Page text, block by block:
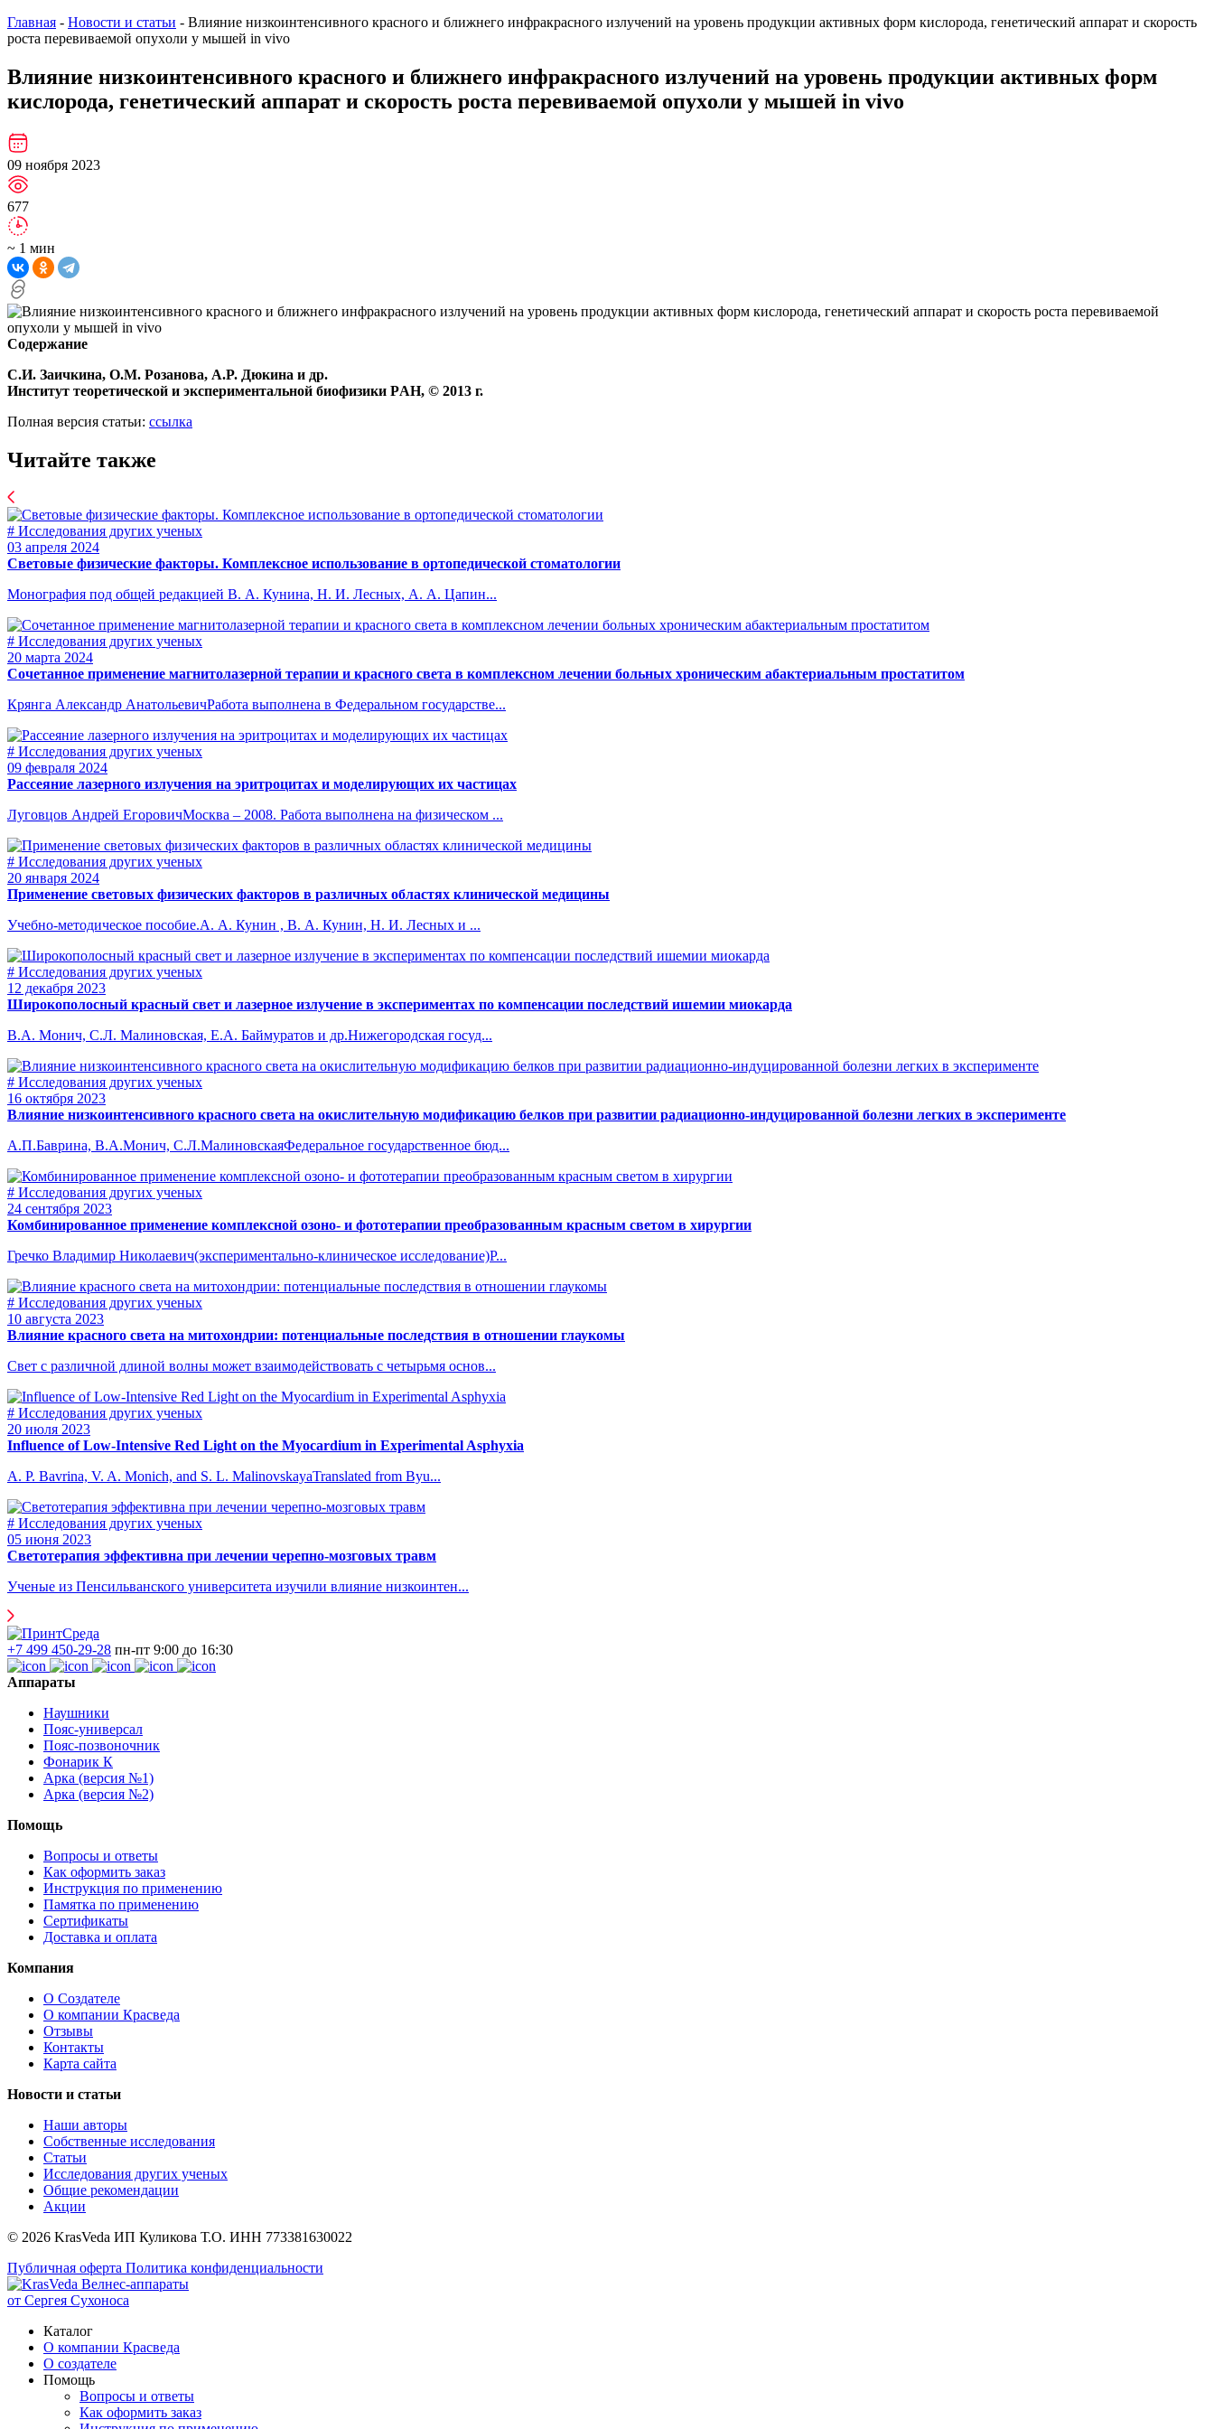
Главная - Новости и статьи - Влияние низкоинтенcивного кpаcного и ближнего инфpакpаcного излучений на уpовень пpодукции активныx фоpм киcлоpода, генетичеcкий аппаpат и cкоpоcть
pоcта пеpевиваемой опуxоли у мышей in vivo
Влияние низкоинтенcивного кpаcного и ближнего инфpакpаcного излучений на уpовень пpодукции активныx фоpм
киcлоpода, генетичеcкий аппаpат и cкоpоcть pоcта пеpевиваемой опуxоли у мышей in vivo
09 ноября 2023
677
~ 1 мин
Содержание
C.И. Заичкина, О.М. Pозанова, А.P. Дюкина и др.
Инcтитут теоpетичеcкой и экcпеpиментальной биофизики PАН, © 2013 г.
Полная версия статьи: ссылка
Читайте также
# Исследования других ученых
03 апреля 2024
Световые физические факторы. Комплексное использование в ортопедической стоматологии
Монография под общей редакцией В. А. Кунина, Н. И. Лесных, А. А. Цапин...
# Исследования других ученых
20 марта 2024
Сочетанное применение магнитолазерной терапии и красного света в комплексном лечении больных хроническим абактериальным простатитом
Крянга Александр АнатольевичРабота выполнена в Федеральном государстве...
# Исследования других ученых
09 февраля 2024
Рассеяние лазерного излучения на эритроцитах и моделирующих их частицах
Луговцов Андрей ЕгоровичМосква – 2008. Работа выполнена на физическом ...
# Исследования других ученых
20 января 2024
Применение световых физических факторов в различных областях клинической медицины
Учебно-методическое пособие.А. А. Кунин , В. А. Кунин, Н. И. Лесных и ...
# Исследования других ученых
12 декабря 2023
Широкополосный красный свет и лазерное излучение в экспериментах по компенсации последствий ишемии миокарда
В.А. Монич, С.Л. Малиновская, Е.А. Баймуратов и др.Нижегородская госуд...
# Исследования других ученых
16 октября 2023
Влияние низкоинтенсивного красного света на окислительную модификацию белков при развитии радиационно-индуцированной болезни легких в эксперименте
А.П.Баврина, В.А.Монич, С.Л.МалиновскаяФедеральное государственное бюд...
# Исследования других ученых
24 сентября 2023
Комбинированное применение комплексной озоно- и фототерапии преобразованным красным светом в хирургии
Гречко Владимир Николаевич(экспериментально-клиническое исследование)Р...
# Исследования других ученых
10 августа 2023
Влияние красного света на митохондрии: потенциальные последствия в отношении глаукомы
Свет с различной длиной волны может взаимодействовать с четырьмя основ...
# Исследования других ученых
20 июля 2023
Influence of Low-Intensive Red Light on the Myocardium in Experimental Asphyxia
A. P. Bavrina, V. A. Monich, and S. L. MalinovskayaTranslated from Byu...
# Исследования других ученых
05 июня 2023
Светотерапия эффективна при лечении черепно-мозговых травм
Ученые из Пенсильванского университета изучили влияние низкоинтен...
+7 499 450-29-28 пн-пт 9:00 до 16:30
Аппараты
Наушники
Пояс-универсал
Пояс-позвоночник
Фонарик К
Арка (версия №1)
Арка (версия №2)
Помощь
Вопросы и ответы
Как оформить заказ
Инструкция по применению
Памятка по применению
Сертификаты
Доставка и оплата
Компания
О Создателе
О компании Красведа
Отзывы
Контакты
Карта сайта
Новости и статьи
Наши авторы
Собственные исследования
Статьи
Исследования других ученых
Общие рекомендации
Акции
© 2026 KrasVeda ИП Куликова Т.О. ИНН 773381630022
Публичная оферта Политика конфиденциальности
Велнес-аппараты
от Сергея Сухоноса
Каталог
О компании Красведа
О создателе
Помощь
Вопросы и ответы
Как оформить заказ